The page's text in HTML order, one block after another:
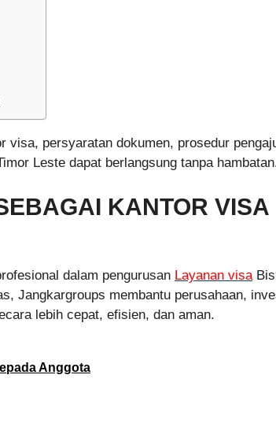
persyaratan dokumen, prosedur
Leste dapat berlangsung tanpa
KANTOR VISA
dalam pengurusan Layanan visa
Jangkargroups membantu perusahaan,
lebih cepat, efisien, dan aman.
Anggota